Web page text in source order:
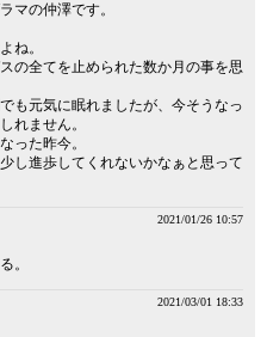
マの仲澤です。
ね。
の全てを止められた数か月の事を思
も元気に眠れましたが、今そうなっ
れません。
った昨今。
し進歩してくれないかなぁと思って
2021/01/26 10:57
。
2021/03/01 18:33